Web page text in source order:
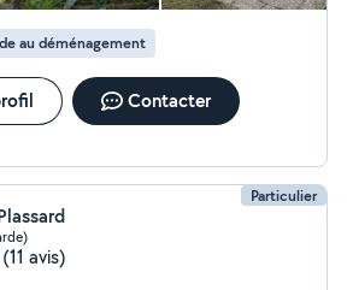
au déménagement
Contacter
Particulier
(11 avis)